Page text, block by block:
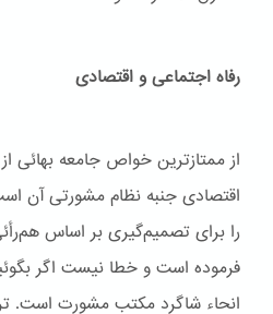
رفاه اجتماعی و اقتصادی
از ممتازترین خواص جامعه بهائی
اقتصادی جنبه نظام مشورتی آن
را برای تصمیم‌گیری بر اساس
فرموده است و خطا نیست اگر
انحاء شاگرد مکتب مشورت است.